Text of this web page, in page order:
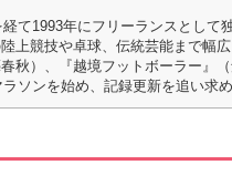
て1993年にフリーランスとして
上競技や卓球、伝統芸能まで幅
）、『越境フットボーラー』
ソンを始め、記録更新を追い求め